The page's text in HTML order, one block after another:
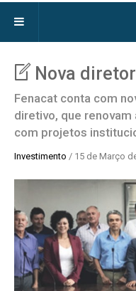
Nova
Fenacat conta com
diretivo, que
com projetos
Investimento / 15 de Março